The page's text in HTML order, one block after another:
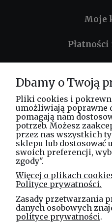
Moje
O
Masz
tel. kom.
ul.
35-
Dbamy o Twoją
Pliki cookies i
umożliwiają poprawne
pomagają nam
potrzeb. Możesz
przez nas wszystkich
sklepu lub dostosować
swoich preferencji,
zgody".
Więcej o plikach
Polityce prywatności.
Zasady przetwarzania
danych osobowych
polityce prywatności.